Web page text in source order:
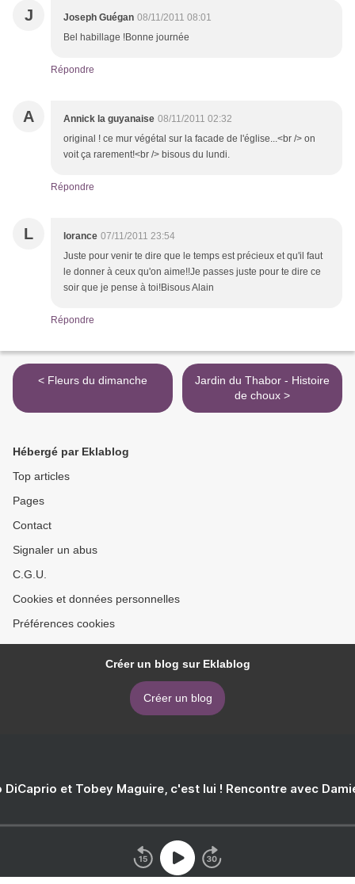
J Joseph Guégan 08/11/2011 08:01
Bel habillage !Bonne journée
Répondre
A Annick la guyanaise 08/11/2011 02:32
original ! ce mur végétal sur la facade de l'église...<br /> on
voit ça rarement!<br /> bisous du lundi.
Répondre
L lorance 07/11/2011 23:54
Juste pour venir te dire que le temps est précieux et qu'il faut
le donner à ceux qu'on aime!!Je passes juste pour te dire ce
soir que je pense à toi!Bisous Alain
Répondre
< Fleurs du dimanche
Jardin du Thabor - Histoire
de choux >
Hébergé par Eklablog
Top articles
Pages
Contact
Signaler un abus
C.G.U.
Cookies et données personnelles
Préférences cookies
Créer un blog sur Eklablog
Créer un blog
DiCaprio et Tobey Maguire, c'est lui ! Rencontre avec